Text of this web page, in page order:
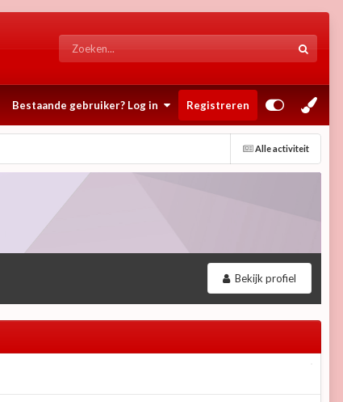
Bestaande gebruiker? Log in Registreren
Alle activiteit
Bekijk profiel